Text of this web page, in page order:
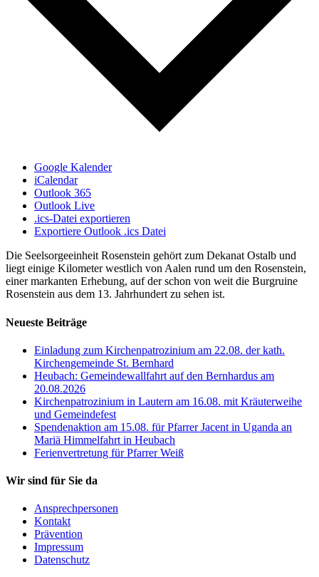
Google Kalender
iCalendar
Outlook 365
Outlook Live
.ics-Datei exportieren
Exportiere Outlook .ics Datei
Die Seelsorgeeinheit Rosenstein gehört zum Dekanat Ostalb und
liegt einige Kilometer westlich von Aalen rund um den Rosenstein,
einer markanten Erhebung, auf der schon von weit die Burgruine
Rosenstein aus dem 13. Jahrhundert zu sehen ist.
Neueste Beiträge
Einladung zum Kirchenpatrozinium am 22.08. der kath.
Kirchengemeinde St. Bernhard
Heubach: Gemeindewallfahrt auf den Bernhardus am
20.08.2026
Kirchenpatrozinium in Lautern am 16.08. mit Kräuterweihe
und Gemeindefest
Spendenaktion am 15.08. für Pfarrer Jacent in Uganda an
Mariä Himmelfahrt in Heubach
Ferienvertretung für Pfarrer Weiß
Wir sind für Sie da
Ansprechpersonen
Kontakt
Prävention
Impressum
Datenschutz